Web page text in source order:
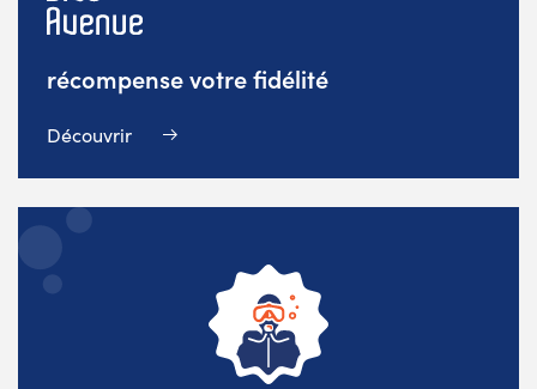
récompense votre fidélité
Découvrir